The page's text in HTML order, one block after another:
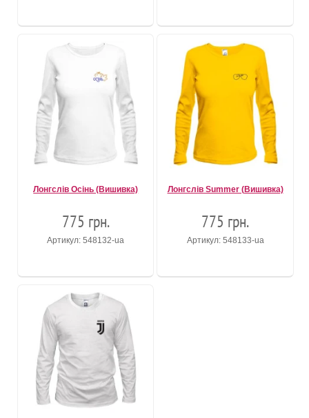
Лонгслів Осінь (Вишивка)
775 грн.
Артикул: 548132-ua
Лонгслів Summer (Вишивка)
775 грн.
Артикул: 548133-ua